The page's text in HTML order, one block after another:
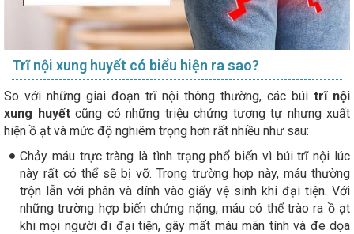
Trĩ nội xung huyết có biểu hiện ra sao?
So với những giai đoạn trĩ nội thông thường, các búi trĩ nội
xung huyết cũng có những triệu chứng tương tự nhưng xuất
hiện ồ ạt và mức độ nghiêm trọng hơn rất nhiều như sau:
Chảy máu trực tràng là tình trạng phổ biến vì búi trĩ nội lúc
này rất có thể sẽ bị vỡ. Trong trường hợp này, máu thường
trộn lẫn với phân và dính vào giấy vệ sinh khi đại tiện. Với
những trường hợp biến chứng nặng, máu có thể trào ra ồ ạt
khi mọi người đi đại tiện, gây mất máu mãn tính và đe dọa